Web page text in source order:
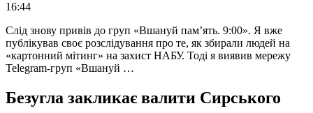
16:44
Слід знову привів до груп «Вшануй пам’ять. 9:00». Я вже
публікував своє розслідування про те, як збирали людей на
«картонний мітинг» на захист НАБУ. Тоді я виявив мережу
Telegram-груп «Вшануй …
Безугла закликає валити Сирського